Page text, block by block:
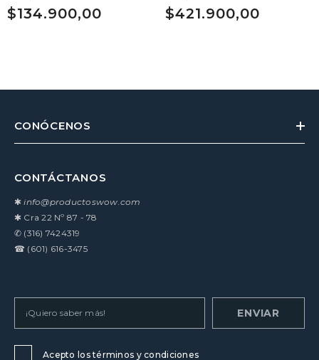
$134.900,00
$421.900,00
CONÓCENOS
CONTÁCTANOS
✱info@productoswow.com
✱ Cra 22 Nº 87 - 78
✆ (316) 7424319
☎ (601) 616-3475
ENVIAR
Acepto los términos y condiciones